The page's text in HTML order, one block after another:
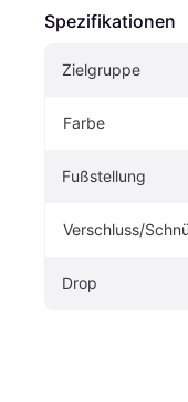
Spezifikationen
Zielgruppe
Farbe
Fußstellung
Verschluss/
Drop